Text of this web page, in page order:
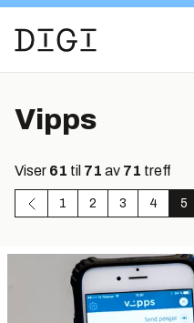
Vipps
Viser 61 til 71 av 71 treff
1 2 3 4 5